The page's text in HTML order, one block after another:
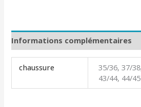
Informations complémentaires
chaussure
35/36, 37/
43/44, 44/45